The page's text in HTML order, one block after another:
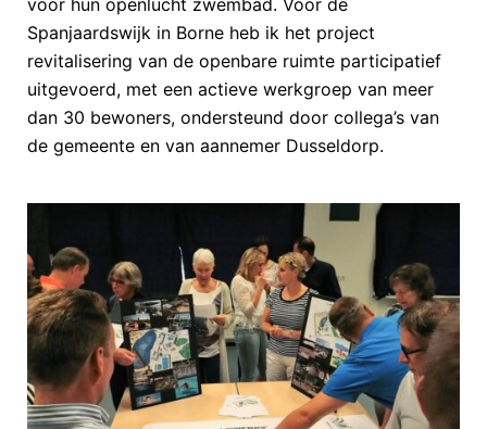
voor hun openlucht zwembad. Voor de
Spanjaardswijk in Borne heb ik het project
revitalisering van de openbare ruimte participatief
uitgevoerd, met een actieve werkgroep van meer
dan 30 bewoners, ondersteund door collega’s van
de gemeente en van aannemer Dusseldorp.